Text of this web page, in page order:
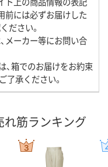
前には必ずお届けした
ださい。
メーカー等にお問い合
、箱でのお届けをお約束
了承ください。
れ筋ランキング